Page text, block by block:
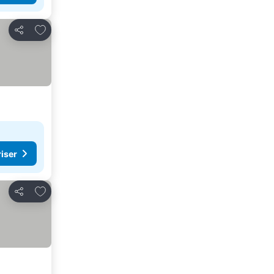
Del
Føj til favoritter
Del
Føj til favoritter